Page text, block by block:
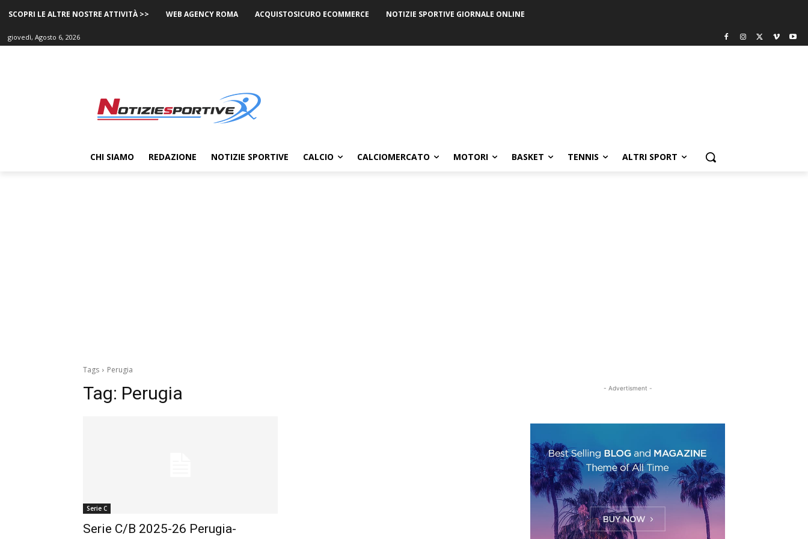
SCOPRI LE ALTRE NOSTRE ATTIVITÀ >> WEB AGENCY ROMA ACQUISTOSICURO ECOMMERCE NOTIZIE SPORTIVE GIORNALE ONLINE
giovedì, Agosto 6, 2026
CHI SIAMO REDAZIONE NOTIZIE SPORTIVE CALCIO CALCIOMERCATO MOTORI BASKET TENNIS ALTRI SPORT
Tags Perugia
Tag: Perugia
Serie C
Serie C/B 2025-26 Perugia-
- Advertisment -